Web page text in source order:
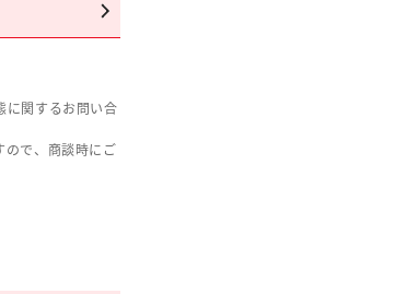
に関するお問い合
ので、商談時にご